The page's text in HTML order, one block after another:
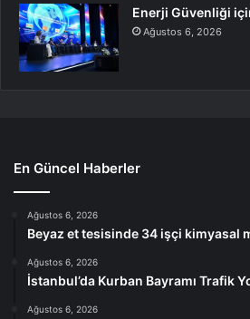
Enerji Güvenliği
Ağustos 6, 2026
En Güncel Haberler
Ağustos 6, 2026
Beyaz et tesisinde 34 işçi kimyasal
Ağustos 6, 2026
İstanbul’da Kurban Bayramı Trafik
Ağustos 6, 2026